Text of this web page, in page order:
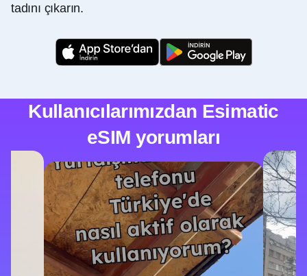
tadını çıkarın.
Kullanıcılarımızdan Esimatic
eSIM yorumları